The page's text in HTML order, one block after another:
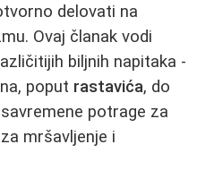
delovati na
Ovaj članak vodi
biljnih napitaka -
poput rastavića, do
potrage za
mršavljenje i